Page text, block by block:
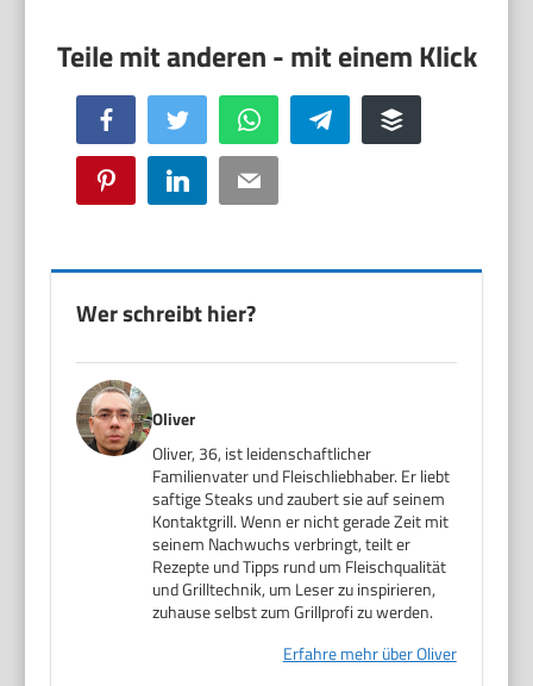
Facebook Twitter WhatsApp Telegram Buffer
Pinterest LinkedIn Email
Wer schreibt hier?
Oliver
Oliver, 36, ist leidenschaftlicher
Familienvater und Fleischliebhaber. Er liebt
saftige Steaks und zaubert sie auf seinem
Kontaktgrill. Wenn er nicht gerade Zeit mit
seinem Nachwuchs verbringt, teilt er
Rezepte und Tipps rund um Fleischqualität
und Grilltechnik, um Leser zu inspirieren,
zuhause selbst zum Grillprofi zu werden.
Erfahre mehr über Oliver